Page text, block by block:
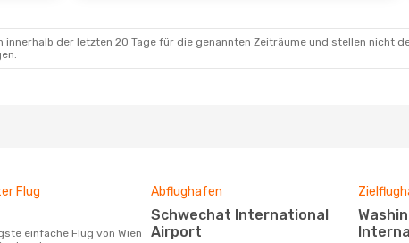
VIE
- WAS
Scandinavian Airlines
1 Zwischenstopp
VIE
- WAS
innerhalb der letzten 20 Tage für die genannten Zeiträume und stellen nicht
Flug Abflughafen
Schwechat International
Airport
Washington Dulles